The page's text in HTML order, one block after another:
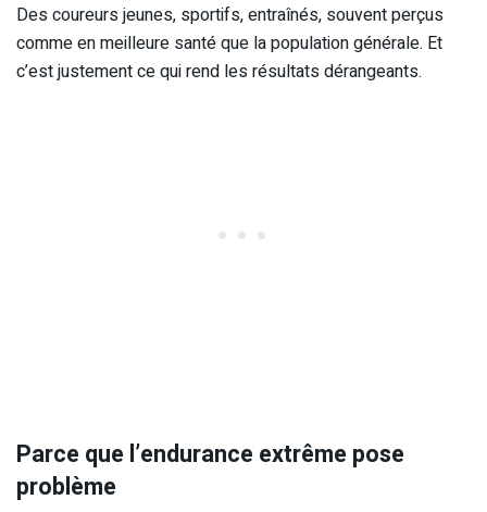
Des coureurs jeunes, sportifs, entraînés, souvent perçus
comme en meilleure santé que la population générale. Et
c’est justement ce qui rend les résultats dérangeants.
Parce que l’endurance extrême pose
problème